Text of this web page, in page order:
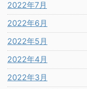
2022年7月
2022年6月
2022年5月
2022年4月
2022年3月